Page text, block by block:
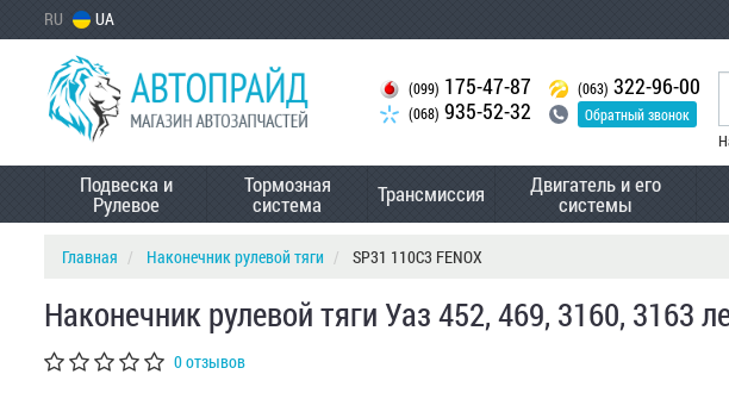
RU UA
(099) 175-47-87
(068) 935-52-32
(063) 322-96-00
Обратный звонок
Подвеска и
Рулевое
Тормозная
система Трансмиссия Двигатель и его
системы
Главная Наконечник рулевой тяги SP31 110C3 FENOX
Наконечник рулевой тяги Уаз 452, 469, 3160, 3163
0 отзывов